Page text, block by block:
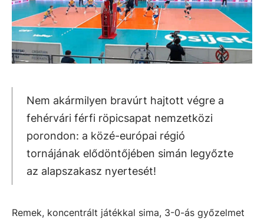
Nem akármilyen bravúrt hajtott végre a
fehérvári férfi röpicsapat nemzetközi
porondon: a közé-európai régió
tornájának elődöntőjében simán legyőzte
az alapszakasz nyertesét!
Remek, koncentrált játékkal sima, 3-0-ás győzelmet